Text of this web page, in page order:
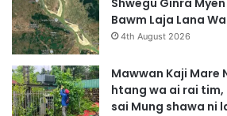
M
a
t
u
H
k
y
Bawm Laja Lana
4th August 2026
Mawwan Kaji Mare
htang wa ai rai tim,
sai Mung shawa ni